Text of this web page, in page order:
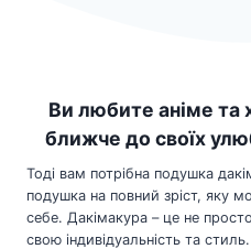
Ви любите аніме та
ближче до своїх
Тоді вам потрібна подушка
подушка на повний зріст, яку
себе. Дакімакура – це не
свою індивідуальність та стиль.